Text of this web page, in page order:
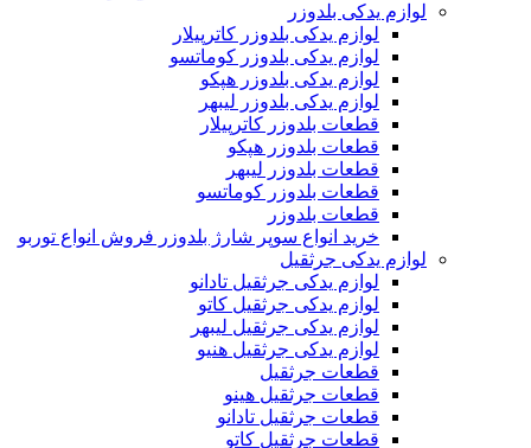
لوازم یدکی بلدوزر
لوازم یدکی بلدوزر کاترپیلار
لوازم یدکی بلدوزر کوماتسو
لوازم یدکی بلدوزر هپکو
لوازم یدکی بلدوزر لیبهر
قطعات بلدوزر کاترپیلار
قطعات بلدوزر هپکو
قطعات بلدوزر لیبهر
قطعات بلدوزر کوماتسو
قطعات بلدوزر
خرید انواع سوپر شارژ بلدوزر فروش انواع توربو
لوازم یدکی جرثقیل
لوازم یدکی جرثقیل تادانو
لوازم یدکی جرثقیل کاتو
لوازم یدکی جرثقیل لیبهر
لوازم یدکی جرثقیل هنیو
قطعات جرثقیل
قطعات جرثقیل هینو
قطعات جرثقیل تادانو
قطعات جرثقیل کاتو